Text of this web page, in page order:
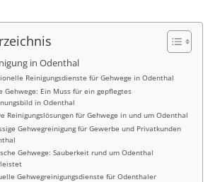
in Odenthal
Reinigungsdienste für Gehwege in Odenthal
Gehwege: Ein Muss für ein gepflegtes
in Odenthal
Reinigungslösungen für Gehwege in und um Odenthal
Gehwegreinigung für Gewerbe und Privatkunden
Gehwege: Sauberkeit rund um Odenthal
Gehwegreinigungsdienste für Odenthaler